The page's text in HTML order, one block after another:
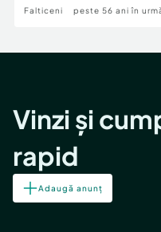
Falticeni peste 56 ani în
Vinzi și
rapid
Adaugă anunț